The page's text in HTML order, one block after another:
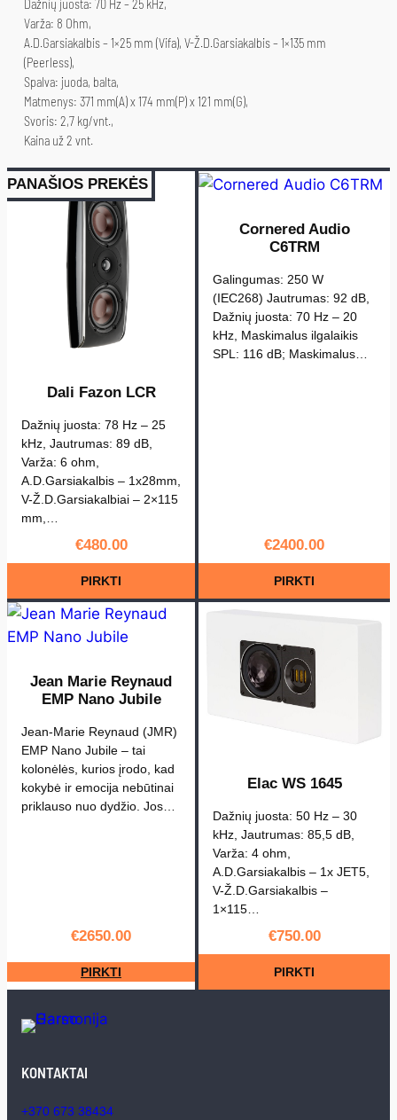
o
e
s
:
n
e
r
e
Dažnių juosta: 70 Hz – 25 kHz,
Varža: 8 Ohm,
A.D.Garsiakalbis – 1×25 mm (Vifa), V-Ž.D.Garsiakalbis – 1×135 mm
(Peerless),
Spalva: juoda, balta,
Matmenys: 371 mm(A) x 174 mm(P) x 121 mm(G),
Svoris: 2,7 kg/vnt.,
Kaina už 2 vnt.
PANAŠIOS PREKĖS
Dali Fazon LCR
Dažnių juosta: 78 Hz – 25
kHz, Jautrumas: 89 dB,
Varža: 6 ohm,
A.D.Garsiakalbis – 1x28mm,
V-Ž.D.Garsiakalbiai – 2×115
mm,…
€480.00
PIRKTI
Cornered Audio
C6TRM
Galingumas: 250 W
(IEC268) Jautrumas: 92 dB,
Dažnių juosta: 70 Hz – 20
kHz, Maskimalus ilgalaikis
SPL: 116 dB; Maskimalus…
€2400.00
PIRKTI
Jean Marie Reynaud
EMP Nano Jubile
Jean-Marie Reynaud (JMR)
EMP Nano Jubile – tai
kolonėlės, kurios įrodo, kad
kokybė ir emocija nebūtinai
priklauso nuo dydžio. Jos…
€2650.00
PIRKTI
Elac WS 1645
Dažnių juosta: 50 Hz – 30
kHz, Jautrumas: 85,5 dB,
Varža: 4 ohm,
A.D.Garsiakalbis – 1x JET5,
V-Ž.D.Garsiakalbis –
1×115…
€750.00
PIRKTI
KONTAKTAI
+370 673 38434